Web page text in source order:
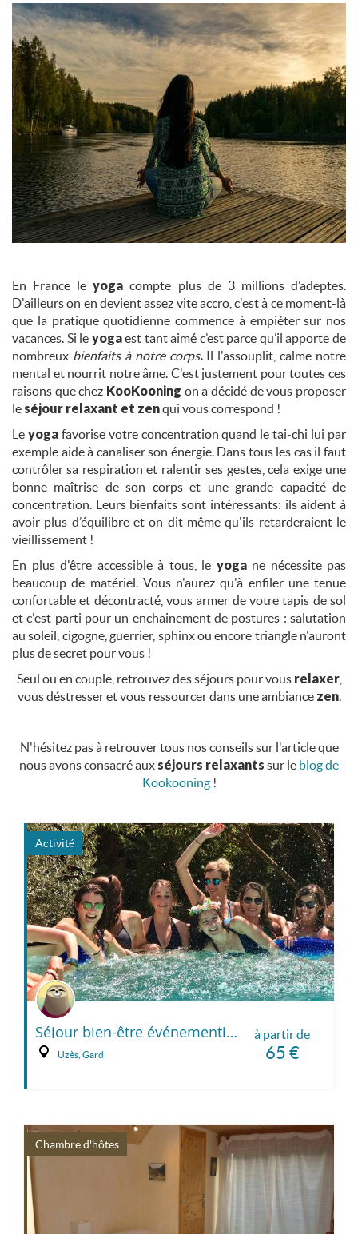
En France leyogacompte plus de 3 millions d’adeptes.
D'ailleurs on en devient assez vite accro, c'est à ce moment-là
que la pratique quotidienne commence à empiéter sur nos
vacances. Si le yogaest tant aimé c’est parce qu’il apporte de
nombreux bienfaits à notre corps.Il l'assouplit, calme notre
mental et nourrit notre âme. C'est justement pour toutes ces
raisons que chez KooKooning on a décidé de vous proposer
le séjour relaxant et zenqui vous correspond !
Le yogafavorise votre concentration quand le tai-chi lui par
exemple aide à canaliser son énergie. Dans tous les cas il faut
contrôler sa respiration et ralentir ses gestes, cela exige une
bonne maîtrise de son corps et une grande capacité de
concentration. Leurs bienfaits sont intéressants: ils aident à
avoir plus d’équilibre et on dit même qu'ils retarderaient le
vieillissement !
En plus d'être accessible à tous, le yogane nécessite pas
beaucoup de matériel. Vous n'aurez qu'à enfiler une tenue
confortable et décontracté, vous armer de votre tapis de sol
et c'est parti pour un enchainement de postures : salutation
au soleil, cigogne, guerrier, sphinx ou encore triangle n'auront
plus de secret pour vous !
Seul ou en couple, retrouvez des séjours pour vousrelaxer,
vous déstresser et vous ressourcer dans une ambiance zen.
N'hésitez pas à retrouver tous nos conseils sur l'article que
nous avons consacré aux séjours relaxants sur le blog de
Kookooning!
Activité
à partir de
65 €
Séjour bien-être événementiel : La Villa Romaine et Spa privé à Uzès - en Day-Spa ou avec hébergement: PRIX INDICATIF (nous demander)
Uzès, Gard
Chambre d'hôtes